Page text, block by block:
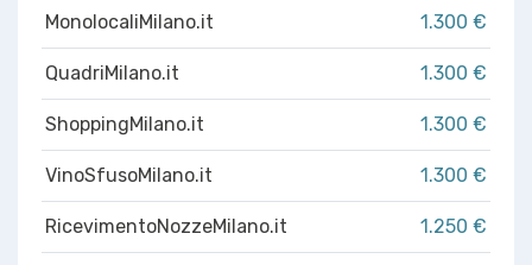
MonolocaliMilano.it 1.300 €
QuadriMilano.it 1.300 €
ShoppingMilano.it 1.300 €
VinoSfusoMilano.it 1.300 €
RicevimentoNozzeMilano.it 1.250 €